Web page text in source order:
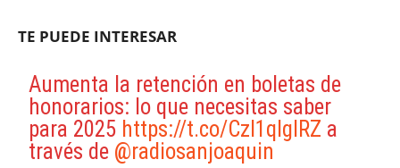
TE PUEDE INTERESAR
Aumenta la retención en boletas de
honorarios: lo que necesitas saber
para 2025 https://t.co/Czl1qlglRZ a
través de @radiosanjoaquin